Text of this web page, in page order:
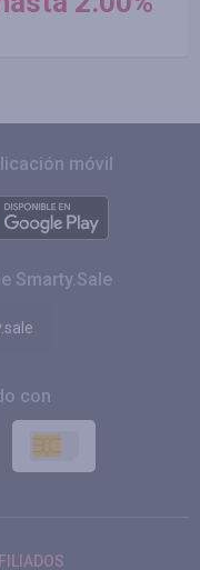
móvil
Smarty.Sale
con